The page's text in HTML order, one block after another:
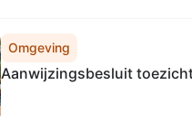
Omgeving
Aanwijzingsbesluit